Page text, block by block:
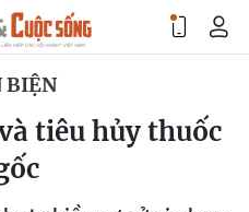
BIỆN
tiêu hủy thuốc